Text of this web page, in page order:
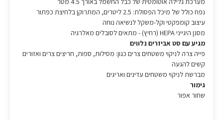
נפח כולל של מיכל הפסולת: 2.5 ליטרים, המתרוקן בלחיצת כפתור
עיצוב קומפקטי וקל-משקל לנשיאה נוחה
מסנן היגייני HEPA (רחיץ) - מתאים לסובלים מאלרגיה
מגיע עם סט אביזרים נלווים
פייה צרה לניקוי משטחים צרים כגון: מסילות, ספות, חריצים צרים ואזורים
קשים להגעה
מברשת לניקוי משטחים עדינים ואריגים
גימור
שחור אפור